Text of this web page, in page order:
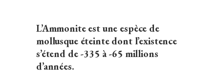
L’Ammonite est une espèce de
mollusque éteinte dont l’existence
s’étend de -335 à -65 millions
d’années.